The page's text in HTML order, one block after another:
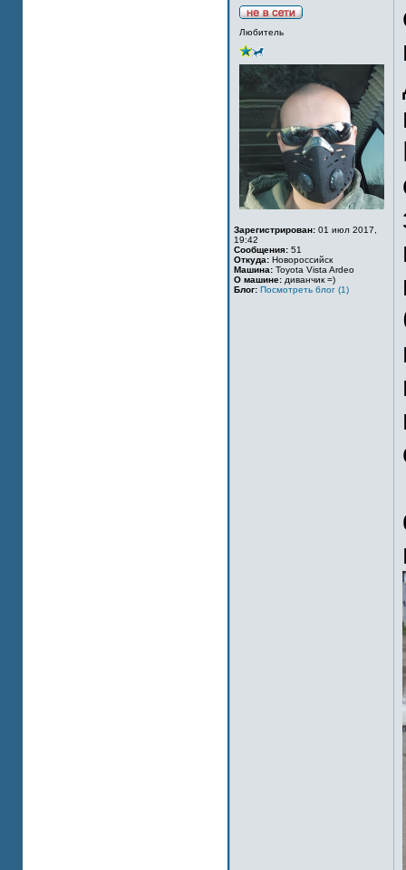
Любитель
Зарегистрирован: 01 июл 2017,
19:42
Сообщения: 51
Откуда: Новороссийск
Машина: Toyota Vista Ardeo
О машине: диванчик =)
Блог: Посмотреть блог (1)